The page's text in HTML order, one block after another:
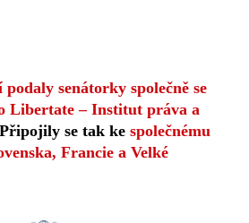
senátorky společně se
Libertate – Institut práva a
se tak ke společnému
Francie a Velké